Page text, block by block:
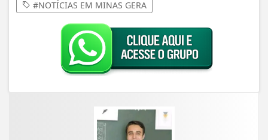
#NOTÍCIAS EM MINAS GERA